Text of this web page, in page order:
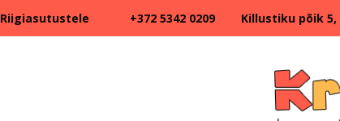
Riigiasutustele +372 5342 0209 Killustiku põik 5,